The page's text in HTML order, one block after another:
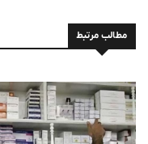
مطالب مرتبط